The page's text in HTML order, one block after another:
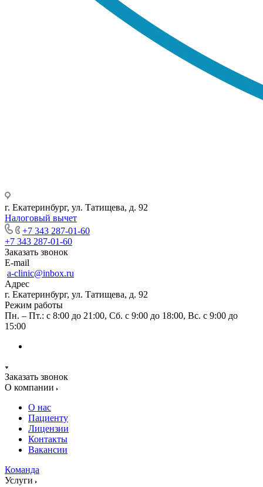
г. Екатеринбург, ул. Татищева, д. 92
Налоговый вычет
+7 343 287-01-60
+7 343 287-01-60
Заказать звонок
E-mail
a-clinic@inbox.ru
Адрес
г. Екатеринбург, ул. Татищева, д. 92
Режим работы
Пн. – Пт.: с 8:00 до 21:00, Сб. с 9:00 до 18:00, Вс. с 9:00 до
15:00
Заказать звонок
О компании
О нас
Пациенту
Лицензии
Контакты
Вакансии
Команда
Услуги